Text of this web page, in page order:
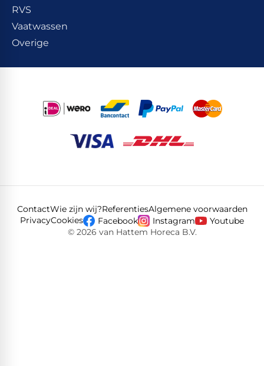
RVS
Vaatwassen
Overige
ContactWie zijn wij?ReferentiesAlgemene voorwaarden
PrivacyCookies Facebook Instagram
Youtube
© 2026 van Hattem Horeca B.V.